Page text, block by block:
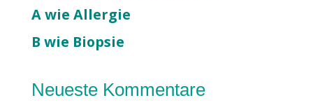
A wie Allergie
B wie Biopsie
Neueste Kommentare